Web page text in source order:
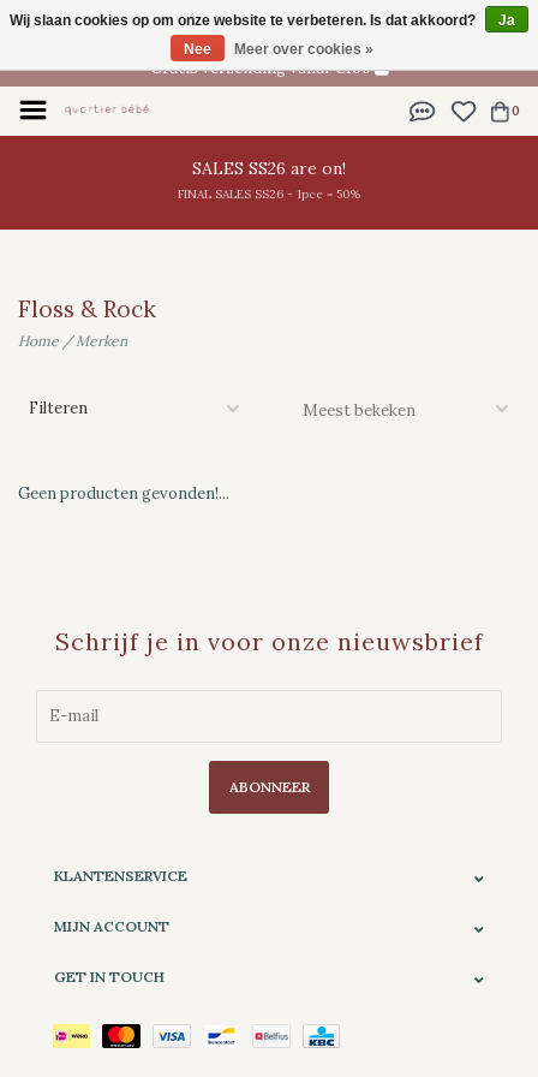
NL
Gratis verzending vanaf €100
0
SALES SS26 are on!
FINAL SALES SS26 - 1pce = 50%
Floss & Rock
Home /Merken
Filteren
Geen producten gevonden!...
Schrijf je in voor onze nieuwsbrief
ABONNEER
KLANTENSERVICE
MIJN ACCOUNT
GET IN TOUCH
Wij slaan cookies op om onze website te verbeteren. Is dat akkoord?
Ja
Nee
Meer over cookies »